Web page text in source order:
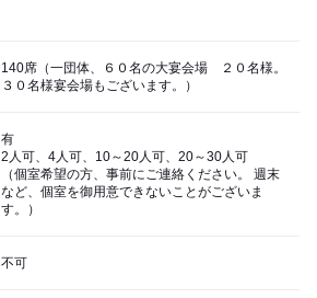
140席（一団体、６０名の大宴会場 ２０名様。
３０名様宴会場もございます。）
有
2人可、4人可、10～20人可、20～30人可
（個室希望の方、事前にご連絡ください。 週末
など、個室を御用意できないことがございま
す。）
不可